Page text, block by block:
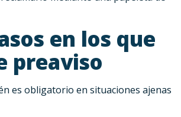
en los que
preaviso
es obligatorio en situaciones ajenas